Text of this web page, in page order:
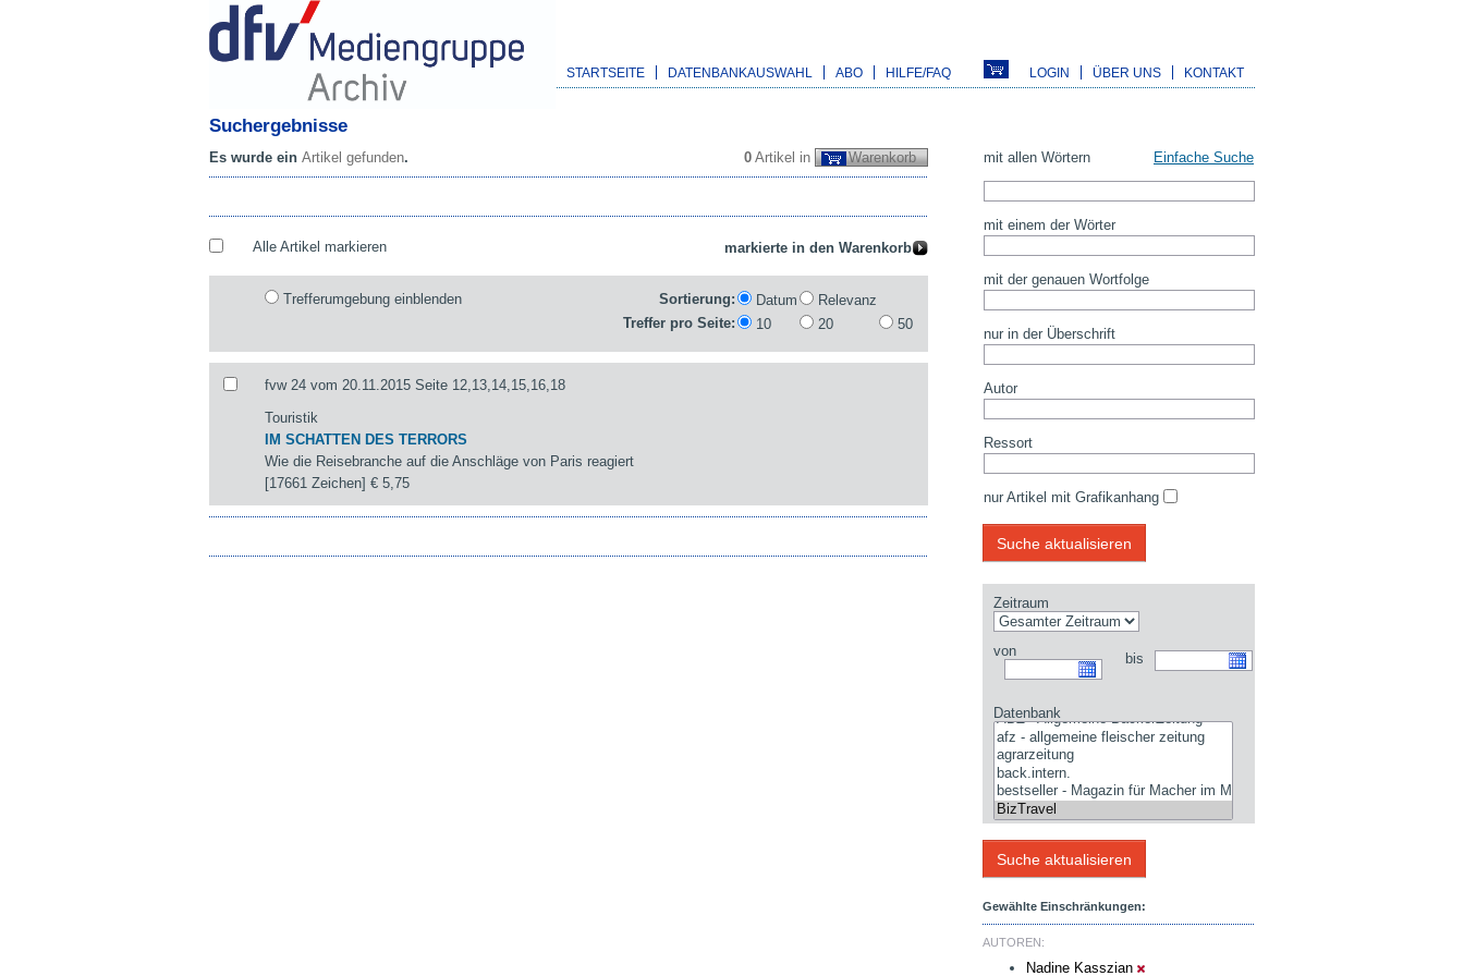
STARTSEITE DATENBANKAUSWAHL ABO HILFE/FAQ LOGIN ÜBER UNS KONTAKT
Suchergebnisse
0 Artikel in Warenkorb
Es wurde ein Artikel gefunden.
Alle Artikel markieren
Trefferumgebung einblenden Sortierung: Datum
Relevanz
Treffer pro Seite:
10 20 50
fvw 24 vom 20.11.2015 Seite 12,13,14,15,16,18
Touristik
IM SCHATTEN DES TERRORS
Wie die Reisebranche auf die Anschläge von Paris reagiert
[17661 Zeichen]€ 5,75
mit allen Wörtern Einfache Suche
mit einem der Wörter
mit der genauen Wortfolge
nur in der Überschrift
Autor
Ressort
nur Artikel mit Grafikanhang
Zeitraum
von bis
Datenbank
Gewählte Einschränkungen:
AUTOREN:
Nadine Kasszian